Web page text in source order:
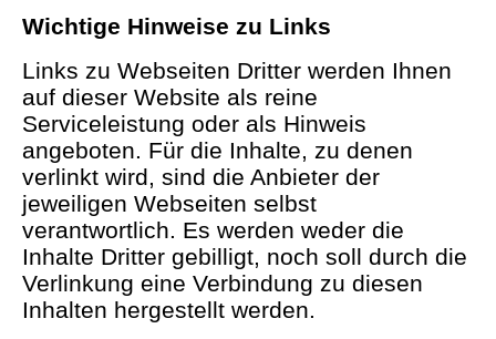
Wichtige Hinweise zu Links
Links zu Webseiten Dritter werden Ihnen
auf dieser Website als reine
Serviceleistung oder als Hinweis
angeboten. Für die Inhalte, zu denen
verlinkt wird, sind die Anbieter der
jeweiligen Webseiten selbst
verantwortlich. Es werden weder die
Inhalte Dritter gebilligt, noch soll durch die
Verlinkung eine Verbindung zu diesen
Inhalten hergestellt werden.